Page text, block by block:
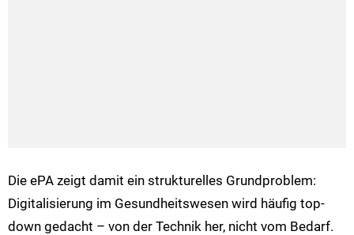
Die ePA zeigt damit ein strukturelles Grundproblem:
Digitalisierung im Gesundheitswesen wird häufig top-
down gedacht – von der Technik her, nicht vom Bedarf.